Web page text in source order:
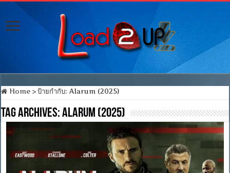
Home > ป้ายกำกับ:Alarum (2025)
Tag Archives:Alarum (2025)